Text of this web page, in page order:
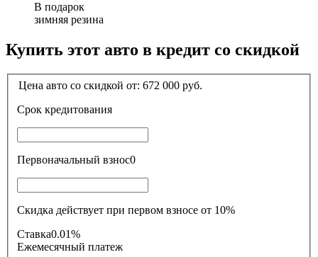
В подарок
зимняя резина
Купить этот авто в кредит со скидкой
Цена авто со скидкой от: 672 000 руб.
Срок кредитования
Первоначальный взнос0
Скидка действует при первом взносе от 10%
Ставка0.01%
Ежемесячный платеж